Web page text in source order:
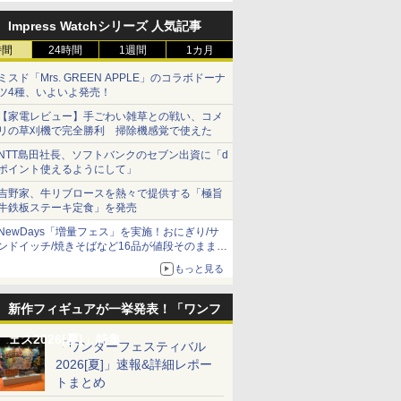
Impress Watchシリーズ 人気記事
24時間 1週間 1カ月
スド「Mrs. GREEN APPLE」のコラボドーナ
4種、いよいよ発売！
家電レビュー】手ごわい雑草との戦い、コメ
の草刈機で完全勝利 掃除機感覚で使えた
島田社長、ソフトバンクのセブン出資に「d
イント使えるようにして」
野家、牛リブロースを熱々で提供する「極旨
鉄板ステーキ定食」を発売
「増量フェス」を実施！おにぎり/サ
ドイッチ/焼きそばなど16品が値段そのままで
もっと見る
新作フィギュアが一挙発表！「ワンフ
ェス2026[夏]」特集「ワンダーフェスティバル
2026[夏]」速報&詳細レポー
トまとめ